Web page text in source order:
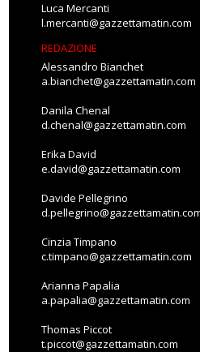
Luca Mercanti
l.mercanti@gazzettamatin.com
REDAZIONE
Alessandro Bianchet
a.bianchet@gazzettamatin.com
Danila Chenal
d.chenal@gazzettamatin.com
Erika David
e.david@gazzettamatin.com
Davide Pellegrino
Cinzia Timpano
c.timpano@gazzettamatin.com
Arianna Papalia
a.papalia@gazzettamatin.com
Thomas Piccot
t.piccot@gazzettamatin.com